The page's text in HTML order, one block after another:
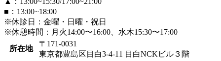
■：13:00~18:00
※休診日：金曜・日曜・祝日
※休憩時間：月火14:00〜16:00、水木15:30〜17:00
所在地
〒171-0031
東京都豊島区目白3-4-11 目白NCKビル３階